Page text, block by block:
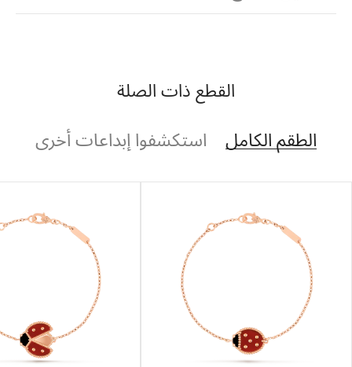
القطع ذات الصلة
الطقم الكامل استكشفوا إبداعات أخرى